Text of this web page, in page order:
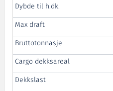
Dybde til h.dk.
Max draft
Bruttotonnasje
Cargo dekksareal
Dekkslast